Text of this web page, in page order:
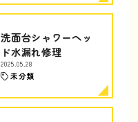
洗面台シャワーヘッ
ド水漏れ修理
2025.05.28
未分類